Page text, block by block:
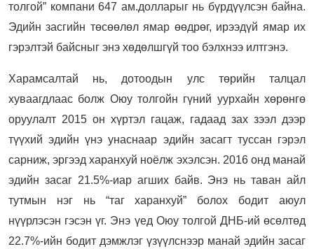
толгой” компани 647 ам.долларыг нь бүрдүүлсэн байна.
Эдийн засгийн төсөөлөл ямар өөдрөг, ирээдүй ямар их
гэрэлтэй байсныг энэ хөдөлшгүй тоо бэлхнээ илтгэнэ.
Харамсалтай нь, дотоодын улс төрийн талцал
хуваагдлаас болж Оюу толгойн гүний уурхайн хөрөнгө
оруулалт 2015 он хүртэл гацаж, гадаад зах зээл дээр
түүхий эдийн үнэ унаснаар эдийн засагт туссан гэрэл
сарниж, эргээд харанхуй ноёлж эхэлсэн. 2016 онд манай
эдийн засаг 21.5%-иар агших байв. Энэ нь таван айл
тутмын нэг нь “таг харанхуй” болох бодит аюул
нүүрлэсэн гэсэн үг. Энэ үед Оюу толгой ДНБ-ий өсөлтөд
22.7%-ийн бодит дэмжлэг үзүүлснээр манай эдийн засаг